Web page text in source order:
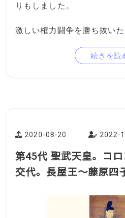
りもしました。
激しい権力闘争を勝ち抜い
続きを読
2020-08-20 2022-
第45代 聖武天皇。コ
交代。長屋王～藤原四